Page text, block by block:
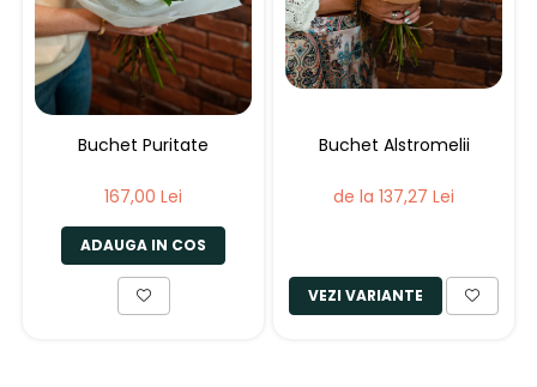
Buchet Puritate
167,00 Lei
ADAUGA IN COS
Buchet Alstromelii
de la 137,27 Lei
VEZI VARIANTE